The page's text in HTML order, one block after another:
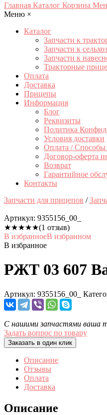
Главная Каталог Корзина
Меню ×
Каталог
Запчасти к
Запчасти к
Запчасти к
Тракторные
Оплата
Доставка
Прицепы
Информация
Блог
Реквизиты
Политика
Условия доставки
Оплата / Способы
Договор-оферта
Возврат
Гарантийное
Контакты
Запчасти для прицепов /
Артикул: 9355156_00_
★★★★★(1 отзыв)
В избранноеВ избранном
В избранное
РЖТ 03 607
Артикул: 9355156_00_
С нашими запчастями ваша
Задать вопрос по товару
Заказать в один клик
Описание
Отзывы
Оплата
Доставка
Описание